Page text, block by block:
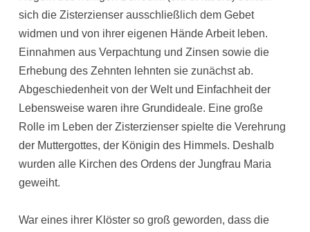
sich die Zisterzienser ausschließlich dem Gebet
widmen und von ihrer eigenen Hände Arbeit leben.
Einnahmen aus Verpachtung und Zinsen sowie die
Erhebung des Zehnten lehnten sie zunächst ab.
Abgeschiedenheit von der Welt und Einfachheit der
Lebensweise waren ihre Grundideale. Eine große
Rolle im Leben der Zisterzienser spielte die Verehrung
der Muttergottes, der Königin des Himmels. Deshalb
wurden alle Kirchen des Ordens der Jungfrau Maria
geweiht.
War eines ihrer Klöster so groß geworden, dass die